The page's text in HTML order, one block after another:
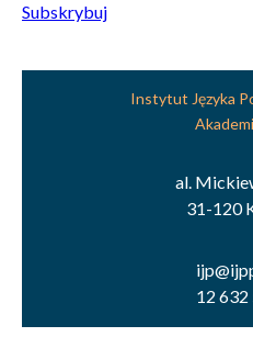
Subskrybuj
Instytut Języka
al.
31-120
12 632